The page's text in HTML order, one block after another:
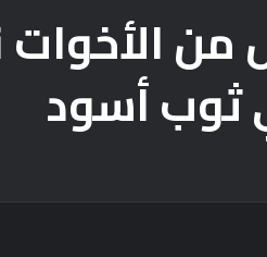
سلاتون من 1000
ثوب أسود